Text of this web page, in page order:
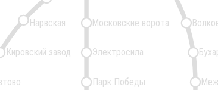
Московские ворота
Кировский завод
Нарвская
Парк Победы
Электросила